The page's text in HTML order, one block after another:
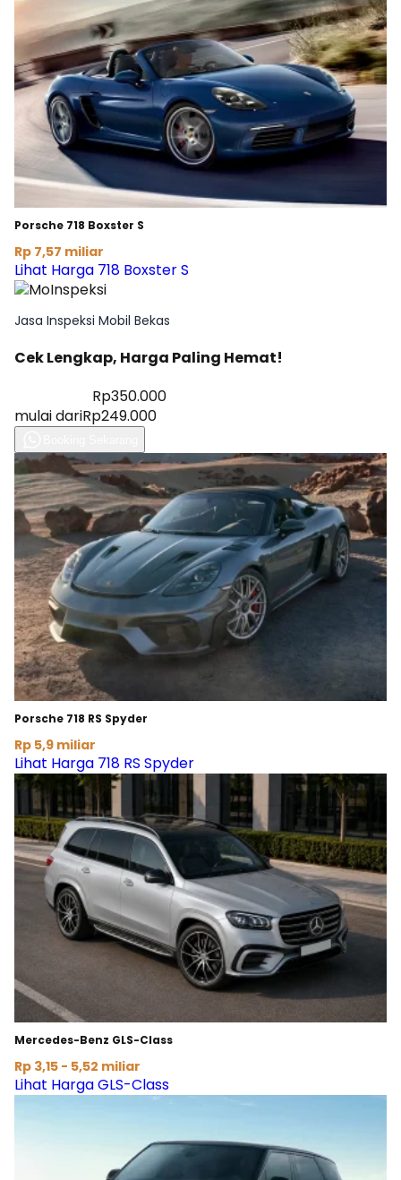
Porsche 718 Boxster S
Rp 7,57 miliar
Lihat Harga 718 Boxster S
Jasa Inspeksi Mobil Bekas
Cek Lengkap, Harga Paling Hemat!
Rp350.000
mulai dariRp249.000
Porsche 718 RS Spyder
Rp 5,9 miliar
Lihat Harga 718 RS Spyder
Mercedes-Benz GLS-Class
Rp 3,15 - 5,52 miliar
Lihat Harga GLS-Class